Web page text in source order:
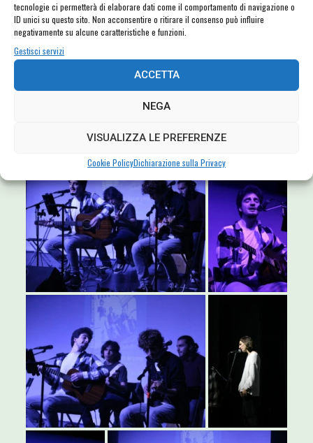
tecnologie ci permetterà di elaborare dati come il comportamento di navigazione o
ID unici su questo sito. Non acconsentire o ritirare il consenso può influire
negativamente su alcune caratteristiche e funzioni.
Gestisci servizi
ACCETTA
NEGA
VISUALIZZA LE PREFERENZE
Cookie PolicyDichiarazione sulla Privacy